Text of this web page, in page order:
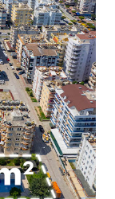
kan præsentere
din fremtidige
kigge bagom
firma bag
Hvor mange
vælge en
som kunde i
mæglere ikke